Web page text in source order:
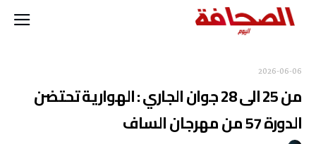
2026-06-06
من 25 الى 28 جوان الجاري : الهوارية تحتضن
الدورة 57 من مهرجان الساف